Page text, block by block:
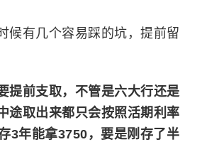
候有几个容易踩的坑，提前留
提前支取，不管是六大行还是
途取出来都只会按照活期利率
3年能拿3750，要是刚存了半